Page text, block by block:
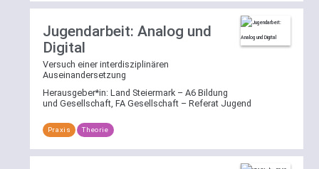
Jugendarbeit: Analog und
Digital
Versuch einer interdisziplinären
Auseinandersetzung
Herausgeber*in: Land Steiermark – A6 Bildung
und Gesellschaft, FA Gesellschaft – Referat Jugend
Praxis Theorie